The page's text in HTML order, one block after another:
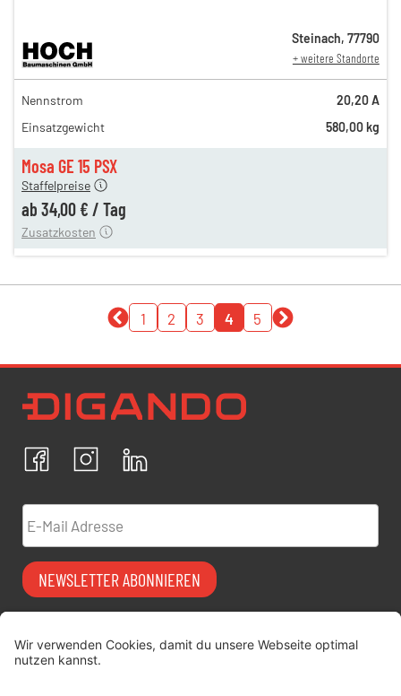
Mosa GE 15 PSX
56,00 €
46,00 €
39,00 €
Staffelpreise
ab 34,00 € / Tag
12,00 €
Zusatzkosten
Steinach, 77790
+ weitere Standorte
Nennstrom
20,20 A
Einsatzgewicht
580,00 kg
1 2 3 4 5
FacebookInstagram
Ich bestätige, dass ich die
Datenschutzrichtlinien
personenbezogenen Daten einverstanden.
E-Mail Adresse
NEWSLETTER ABONNIEREN
Vermiet-Partner
FAQ